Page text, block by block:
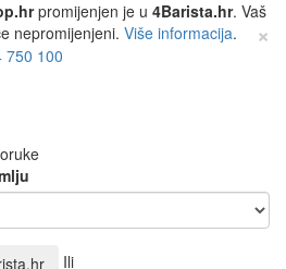
promijenjen je u 4Barista.hr. Vaš
nepromijenjeni. Više informacija. ×
750 100
Ili